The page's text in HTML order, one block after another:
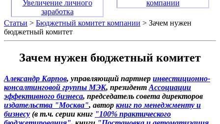
Увеличение личного
заработка
компании
Статьи > Бюджетный комитет компании > Зачем нужен
бюджетный комитет
Зачем нужен бюджетный комитет
Александр Карпов, управляющий партнер инвестиционно-
консалтинговой группы МЭК, президент Ассоциации
эффективного бизнеса, председатель совета директоров
издательства "Москва", автор книг по менеджменту и
бизнесу (в т.ч. серии книг "100% практического